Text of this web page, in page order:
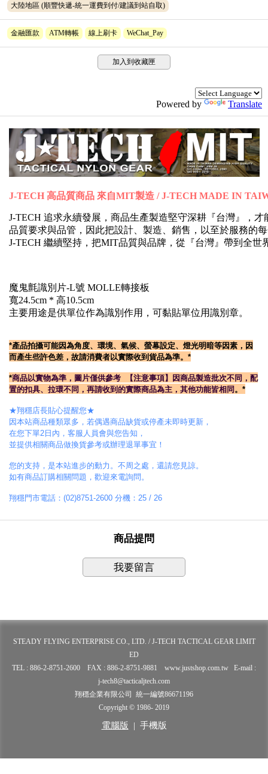
大陸地區 (順豐快遞-統一運費到付/建議到站自取)
金融匯款 ATM轉帳 線上刷卡 WeChat_Pay
加入到收藏匣
Powered by Translate
J-TECH 高品質商品 來自MIT製造 / J-TECH MADE IN
J-TECH 追求永續發展，商品生產製造堅守深耕『台灣』，
品質要求與品管，因此把設計、製造、銷售，以至於服務的
J-TECH 繼續堅持，把MIT品質與品牌，從『台灣』帶到全世
魔鬼氈識別片-L號 MOLLE轉接板
寬24.5cm * 高10.5cm
主要用途是供單位作為識別作用，可黏貼單位用識別章。
*產品拍攝可能因為角度、環境、氣候、螢幕設定、燈光明暗等因素，因
而產生些許色差，故請消費者以實際收到貨品為準。*
*商品以實物為準，圖片僅供參考 【注意事項】
因商品製造批次不同，配
置的扣具、拉環不同 ， 再請收到的實際商品為主，其他功能皆相同 。*
★翔穩店長貼心提醒您★
因本站商品種類眾多，若偶遇商品缺貨或停產未即時更新，
在您下單2日內，客服人員會與您告知，
並提供相關商品做換貨參考或辦理退單事宜！
您的支持，是本站進步的動力。不周之處，還請您見諒。
如有商品訂購相關問題，歡迎來電詢問。
翔穩門市電話：(02)8751-2600 分機：25 / 26
商品提問
我要留言
STEADY FLYING ENTERPRISE CO., LTD. / J-TECH TACTICAL GEAR LIMIT
ED
TEL : 886-2-8751-2600 FAX : 886-2-8751-9881 www.justshop.com.tw E-mail :
j-tech8@tacticaljtech.com
翔穩企業有限公司 統一編號86671196
Copyright © 1986- 2019
電腦版 | 手機版